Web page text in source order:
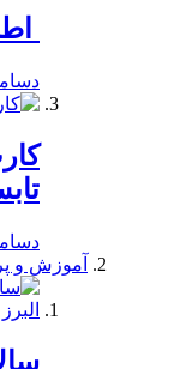
دسامبر 25,
دسامبر 25,
آموزش و